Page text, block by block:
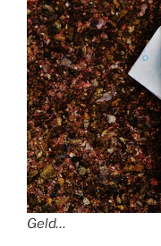
was
das
mit
unserer
Gesellschaft
zu
tun
hat“
Geld…